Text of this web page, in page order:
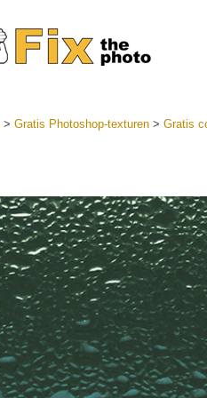
collecties
Mobiele
> Gratis Photoshop-texturen> Gratis